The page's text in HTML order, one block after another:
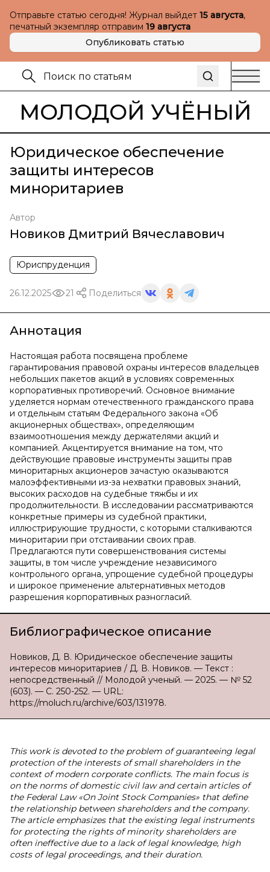
Отправьте статью сегодня! Журнал выйдет 15 августа,
печатный экземпляр отправим 19 августа
Опубликовать статью
МОЛОДОЙ УЧЁНЫЙ
Юридическое обеспечение
защиты интересов
миноритариев
Автор
Новиков Дмитрий Вячеславович
Юриспруденция
26.12.2025 21 Поделиться
Аннотация
Настоящая работа посвящена проблеме
гарантирования правовой охраны интересов владельцев
небольших пакетов акций в условиях современных
корпоративных противоречий. Основное внимание
уделяется нормам отечественного гражданского права
и отдельным статьям Федерального закона «Об
акционерных обществах», определяющим
взаимоотношения между держателями акций и
компанией. Акцентируется внимание на том, что
действующие правовые инструменты защиты прав
миноритарных акционеров зачастую оказываются
малоэффективными из-за нехватки правовых знаний,
высоких расходов на судебные тяжбы и их
продолжительности. В исследовании рассматриваются
конкретные примеры из судебной практики,
иллюстрирующие трудности, с которыми сталкиваются
миноритарии при отстаивании своих прав.
Предлагаются пути совершенствования системы
защиты, в том числе учреждение независимого
контрольного органа, упрощение судебной процедуры
и широкое применение альтернативных методов
разрешения корпоративных разногласий.
Библиографическое описание
Новиков, Д. В. Юридическое обеспечение защиты
интересов миноритариев / Д. В. Новиков. — Текст :
непосредственный // Молодой ученый. — 2025. — № 52
(603). — С. 250-252. — URL:
https://moluch.ru/archive/603/131978.
This work is devoted to the problem of guaranteeing legal
protection of the interests of small shareholders in the
context of modern corporate conflicts. The main focus is
on the norms of domestic civil law and certain articles of
the Federal Law «On Joint Stock Companies» that define
the relationship between shareholders and the company.
The article emphasizes that the existing legal instruments
for protecting the rights of minority shareholders are
often ineffective due to a lack of legal knowledge, high
costs of legal proceedings, and their duration.